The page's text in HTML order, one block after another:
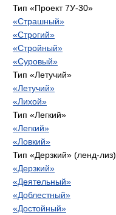
Тип «Проект 7У-30»
«Страшный»
«Строгий»
«Стройный»
«Суровый»
Тип «Летучий»
«Летучий»
«Лихой»
Тип «Легкий»
«Легкий»
«Ловкий»
Тип «Дерзкий» (ленд-лиз)
«Дерзкий»
«Деятельный»
«Доблестный»
«Достойный»